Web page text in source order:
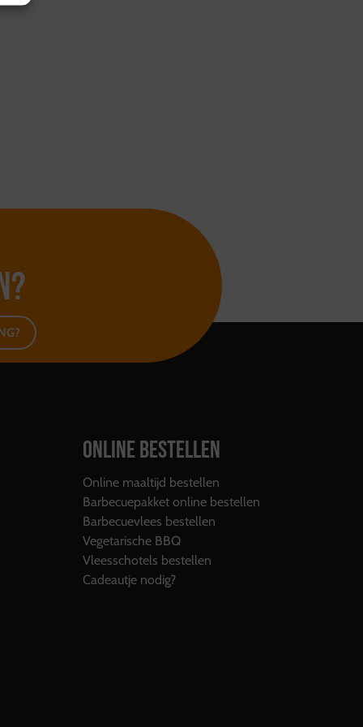
ONLINE BESTELLEN
Online maaltijd bestellen
Barbecuepakket online bestellen
Barbecuevlees bestellen
Vegetarische BBQ
Vleesschotels bestellen
Cadeautje nodig?